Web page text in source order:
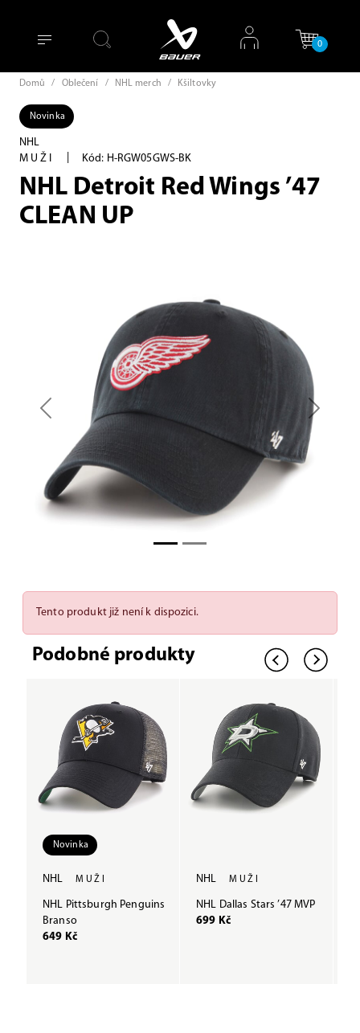
0
Domů / Oblečení / NHL merch / Kšiltovky
Novinka
NHL
MUŽI
Kód: H-RGW05GWS-BK
NHL Detroit Red Wings ’47
CLEAN UP
Previous Next
Tento produkt již není k dispozici.
Podobné produkty
Novinka
NHL MUŽI
NHL Pittsburgh Penguins
Branso
649 Kč
NHL MUŽI
NHL Dallas Stars ’47 MVP
699 Kč